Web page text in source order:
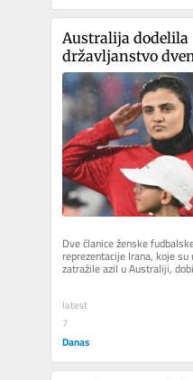
Australija dodelila
državljanstvo
iranskim
koje su zatražile
Dve članice ženske
reprezentacije Irana, koje
zatražile azil u Australiji,
australijsko državljanstvo.
latest
7
Danas